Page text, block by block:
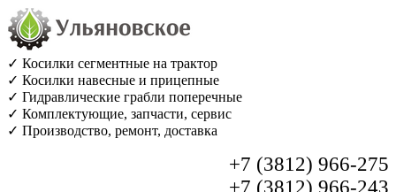
✓ Косилки сегментные на трактор
✓ Косилки навесные и прицепные
✓ Гидравлические грабли поперечные
✓ Комплектующие, запчасти, сервис
✓ Производство, ремонт, доставка
+7 (3812) 966-275
+7 (3812) 966-243